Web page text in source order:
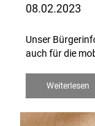
08.02.2023
Unser
auch für die
Weiterlesen